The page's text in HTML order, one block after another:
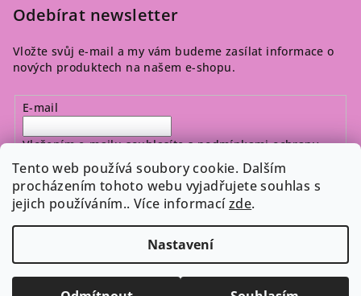
Tento web používá soubory cookie. Dalším
procházením tohoto webu vyjadřujete souhlas s
jejich používáním.. Více informacízde.
Nastavení
Odebírat newsletter
Vložte svůj e-mail a my vám budeme zasílat informace o
nových produktech na našem e-shopu.
E-mail
Vložením e-mailu souhlasíte spodmínkami ochrany
osobních údajů
Přihlásit se
Upravit nastavení cookies